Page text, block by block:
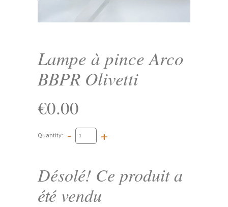
Lampe à pince Arco
BBPR Olivetti
€0.00
Quantity: - +
Désolé! Ce produit a
été vendu